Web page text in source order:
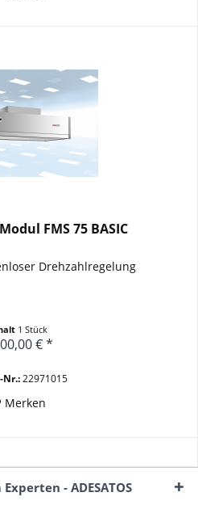
FMS 75 BASIC
Drehzahlregelung
1 Stück
€ *
22971015
Merken
- ADESATOS